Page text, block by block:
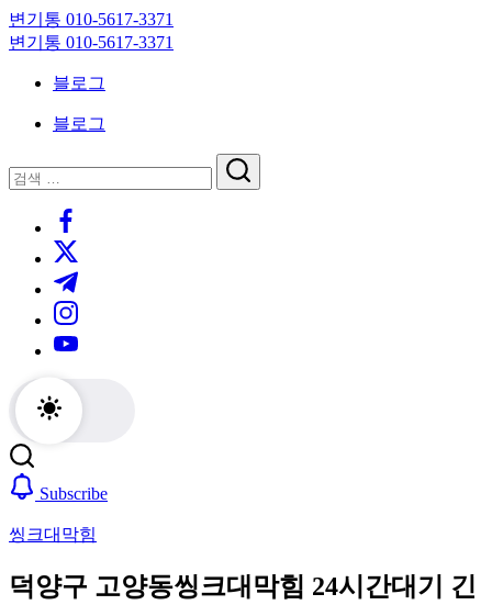
Skip
to
content
변기통 010-5617-3371
변
대
기
변기통 010-5617-3371
크
대
기
블로그
블로그
닫
기
검
검
https://www.facebook.com/
https://twitter.com/
https://t.me/
https://www.instagram.com/
https://youtube.com/
Subscribe
씽크대막힘
덕양구 고양동씽크대막힘 24시간대기 긴